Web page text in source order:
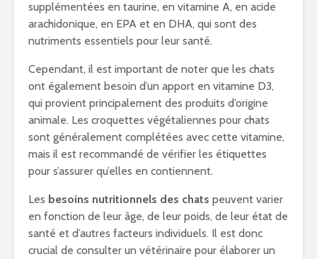
supplémentées en taurine, en vitamine A, en acide
arachidonique, en EPA et en DHA, qui sont des
nutriments essentiels pour leur santé.
Cependant, il est important de noter que les chats
ont également besoin d’un apport en vitamine D3,
qui provient principalement des produits d’origine
animale. Les croquettes végétaliennes pour chats
sont généralement complétées avec cette vitamine,
mais il est recommandé de vérifier les étiquettes
pour s’assurer qu’elles en contiennent.
Les besoins nutritionnels des chats peuvent varier
en fonction de leur âge, de leur poids, de leur état de
santé et d’autres facteurs individuels. Il est donc
crucial de consulter un vétérinaire pour élaborer un